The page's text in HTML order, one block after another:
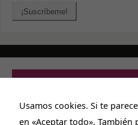
PRIVACIDAD Y
Usamos cookies. Si te
en «Aceptar todo».